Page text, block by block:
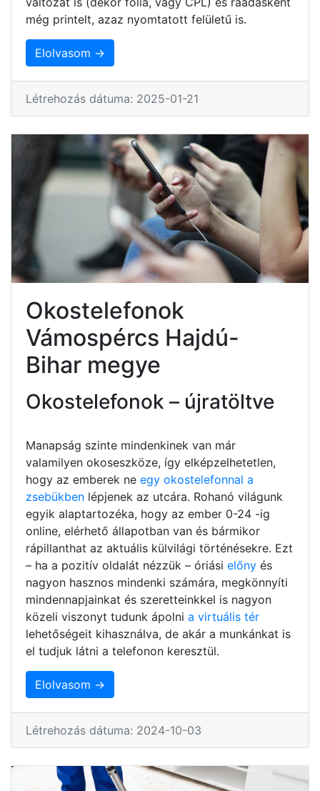
még printelt, azaz nyomtatott felületű is.
Elolvasom →
Létrehozás dátuma: 2025-01-21
Okostelefonok
Vámospércs Hajdú-
Bihar megye
Okostelefonok – újratöltve
Manapság szinte mindenkinek van már
valamilyen okoseszköze, így elképzelhetetlen,
hogy az emberek ne egy okostelefonnal a
zsebükben lépjenek az utcára. Rohanó világunk
egyik alaptartozéka, hogy az ember 0-24 -ig
online, elérhető állapotban van és bármikor
rápillanthat az aktuális külvilági történésekre. Ezt
– ha a pozitív oldalát nézzük – óriási előny és
nagyon hasznos mindenki számára, megkönnyíti
mindennapjainkat és szeretteinkkel is nagyon
közeli viszonyt tudunk ápolni a virtuális tér
lehetőségeit kihasználva, de akár a munkánkat is
el tudjuk látni a telefonon keresztül.
Elolvasom →
Létrehozás dátuma: 2024-10-03